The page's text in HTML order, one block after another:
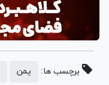
برچسب ها: یمن